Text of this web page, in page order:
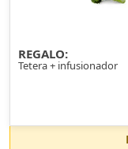
REGALO:
Tetera + infusionador